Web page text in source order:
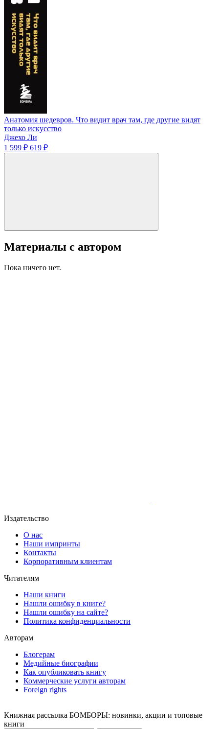
Анатомия шедевров. Что видит врач там, где другие видят
только искусство
Джехо Ли
1 599 ₽ 619 ₽
Материалы с автором
Пока ничего нет.
Издательство
О нас
Наши импринты
Контакты
Корпоративным клиентам
Читателям
Наши книги
Нашли ошибку в книге?
Нашли ошибку на сайте?
Политика конфиденциальности
Авторам
Блогерам
Медийные биографии
Как опубликовать книгу
Коммерческие услуги авторам
Foreign rights
Книжная рассылка БОМБОРЫ: новинки, акции и топовые
книги